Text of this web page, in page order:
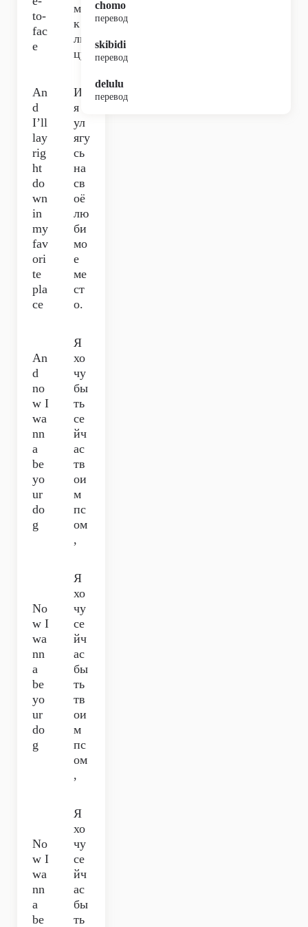
to-
fac
e
м
к
ли
цу,
An
d
I’ll
lay
rig
ht
do
wn
in
my
fav
ori
te
pla
ce
И
я
ул
ягу
сь
на
св
оё
лю
би
мо
е
ме
ст
о.
An
d
no
w I
wa
nn
a
be
yo
ur
do
g
Я
хо
чу
бы
ть
се
йч
ас
тв
ои
м
пс
ом
,
No
w I
wa
nn
a
be
yo
ur
do
g
Я
хо
чу
се
йч
ас
бы
ть
тв
ои
м
пс
ом
,
No
w I
wa
nn
a
be
Я
хо
чу
се
йч
ас
бы
ть
chomo
перевод
skibidi
перевод
delulu
перевод